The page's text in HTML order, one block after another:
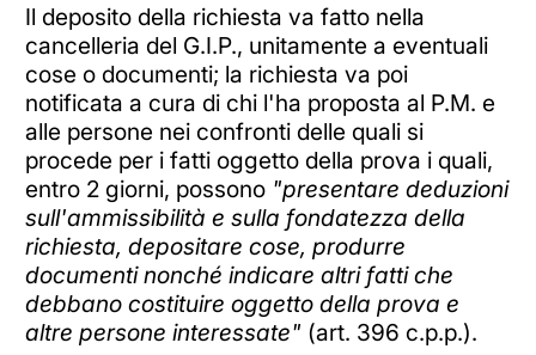
Il deposito della richiesta va fatto nella
cancelleria del G.I.P., unitamente a eventuali
cose o documenti; la richiesta va poi
notificata a cura di chi l'ha proposta al P.M. e
alle persone nei confronti delle quali si
procede per i fatti oggetto della prova i quali,
entro 2 giorni, possono "presentare deduzioni
sull'ammissibilità e sulla fondatezza della
richiesta, depositare cose, produrre
documenti nonché indicare altri fatti che
debbano costituire oggetto della prova e
altre persone interessate" (art. 396 c.p.p.).